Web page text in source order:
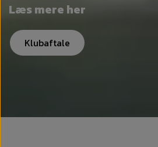
Læs mere her
Klubaftale